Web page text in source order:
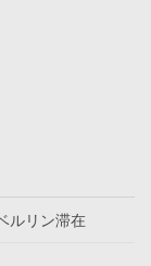
ルリン滞在